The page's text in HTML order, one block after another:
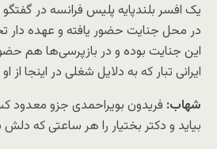
یک افسر بلندپایه پلیس فرانسه در گفتگو
در محل جنایت حضور یافته و عهده دار
این جنایت بوده و در بازپرسی‌ها هم
ایرانی تبار که به دلایل شغلی در اینجا از
شهاب: فریدون بویراحمدی جزو معدود
بیاید و دکتر بختیار را هر ساعتی که دلش